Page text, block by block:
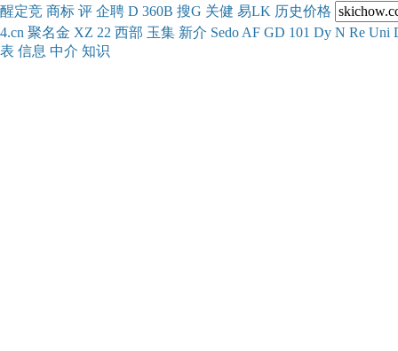
醒定竞 商标 评 企聘 D 360B 搜G 关健 易LK 历史价格
4.cn 聚名金 XZ 22 西部 玉集 新介 Sedo AF GD 101 Dy N Re Uni
表 信息 中介 知识